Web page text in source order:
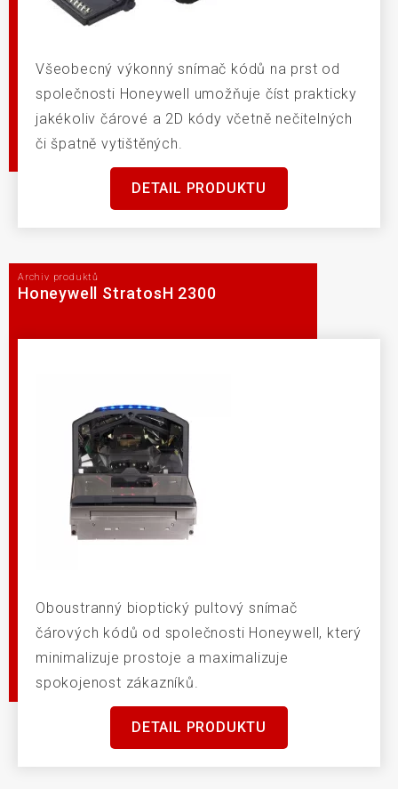
Všeobecný výkonný snímač kódů na prst od
společnosti Honeywell umožňuje číst prakticky
jakékoliv čárové a 2D kódy včetně nečitelných
či špatně vytištěných.
DETAIL PRODUKTU
Archiv produktů
Honeywell StratosH 2300
Oboustranný bioptický pultový snímač
čárových kódů od společnosti Honeywell, který
minimalizuje prostoje a maximalizuje
spokojenost zákazníků.
DETAIL PRODUKTU